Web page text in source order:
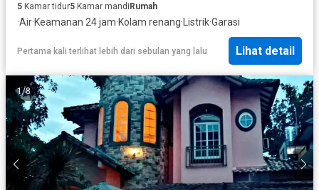
5 Kamar tidur5 Kamar mandiRumah
·Air·Keamanan 24 jam·Kolam renang· Listrik·Garasi
Pertama kali terlihat lebih dari sebulan yang lalu Lihat detail
1/8